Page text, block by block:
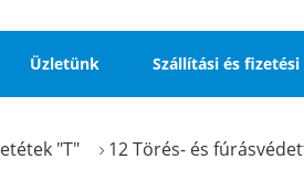
Üzletünk Szállítási és
"T" 12 Törés- és